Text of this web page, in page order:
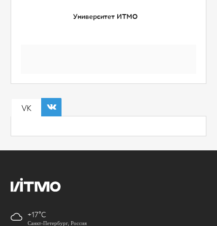
Университет ИТМО
VK
+17
Санкт-Петербург, Россия